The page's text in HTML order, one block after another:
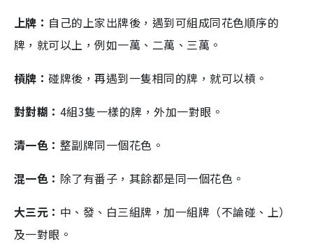
上牌： 自己的上家出牌後，遇到可組成同花色順序的
牌，就可以上，例如一萬、二萬、三萬。
槓牌：碰牌後，再遇到一隻相同的牌，就可以槓。
對對糊： 4組3隻一樣的牌，外加一對眼。
清一色： 整副牌同一個花色。
混一色： 除了有番子，其餘都是同一個花色。
大三元： 中、發、白三組牌，加一組牌（不論碰、上）
及一對眼。